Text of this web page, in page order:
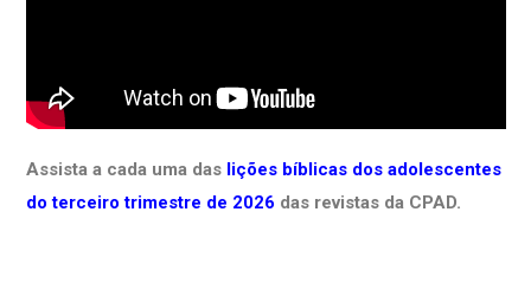
Assista a cada uma das lições bíblicas dos adolescentes
do terceiro trimestre de 2026 das revistas da CPAD.